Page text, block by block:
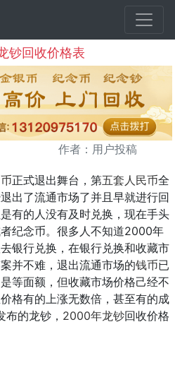
钞回收价格表
作者：用户投稿
正式退出舞台，第五套人民币全
出了流通市场了并且早就进行回
有的人没有及时兑换，现在手头
纪念币。很多人不知道2000年
银行兑换，在银行兑换和收藏市
并不难，退出流通市场的钱币已
等面额，但收藏市场价格己经不
格有的上涨无数倍，甚至有的成
的龙钞， 2000年龙钞回收价格